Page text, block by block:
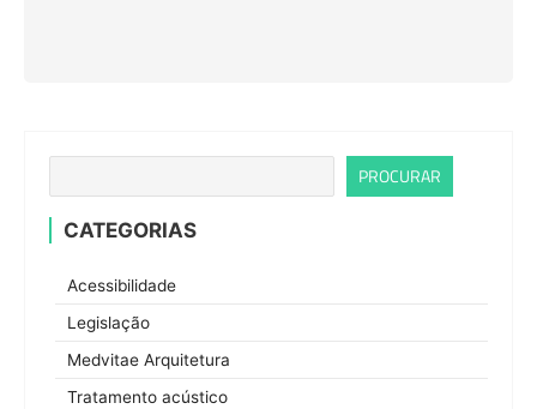
PROCURAR
CATEGORIAS
Acessibilidade
Legislação
Medvitae Arquitetura
Tratamento acústico